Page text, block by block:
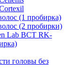
(1 пробирка)
(2 пробирки)
Lab BCT RK-
головы без